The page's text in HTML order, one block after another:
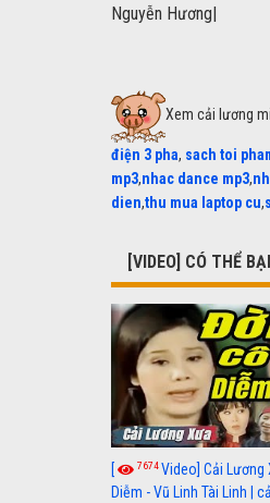
Nguyễn Hương|
Xem cải lương
điện 3 pha, sach toi
mp3,nhac dance mp3,
dien,thu mua laptop cu,
[VIDEO] CÓ THỂ
[ 7674Video] Cải Lương
Diễm - Vũ Linh Tài Linh |